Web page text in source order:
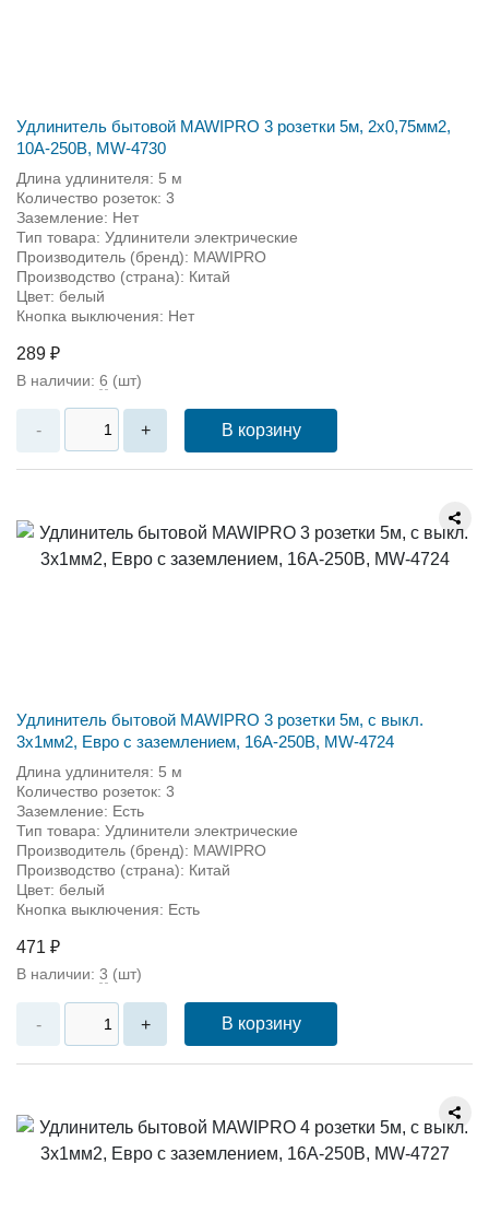
Удлинитель бытовой MAWIPRO 3 розетки 5м, 2х0,75мм2,
10А-250В, MW-4730
Длина удлинителя: 5 м
Количество розеток: 3
Заземление: Нет
Тип товара: Удлинители электрические
Производитель (бренд): MAWIPRO
Производство (страна): Китай
Цвет: белый
Кнопка выключения: Нет
289 ₽
В наличии: 6 (шт)
- + В корзину
Удлинитель бытовой MAWIPRO 3 розетки 5м, с выкл.
3х1мм2, Евро с заземлением, 16А-250В, MW-4724
Длина удлинителя: 5 м
Количество розеток: 3
Заземление: Есть
Тип товара: Удлинители электрические
Производитель (бренд): MAWIPRO
Производство (страна): Китай
Цвет: белый
Кнопка выключения: Есть
471 ₽
В наличии: 3 (шт)
- + В корзину